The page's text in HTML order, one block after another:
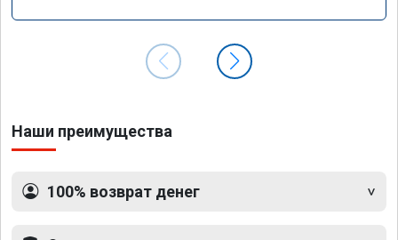
Наши преимущества
100% возврат денег